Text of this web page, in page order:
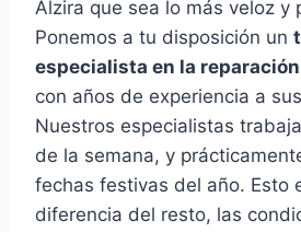
Alzira que sea lo más veloz y
Ponemos a tu disposición un
especialista en la
con años de experiencia a
Nuestros especialistas
de la semana, y
fechas festivas del año. Esto
diferencia del resto, las